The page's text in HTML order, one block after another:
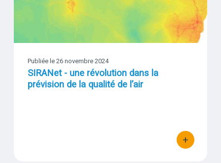
Publiée le 26 novembre 2024
SIRANet - une révolution dans la
prévision de la qualité de l’air
+
bouton